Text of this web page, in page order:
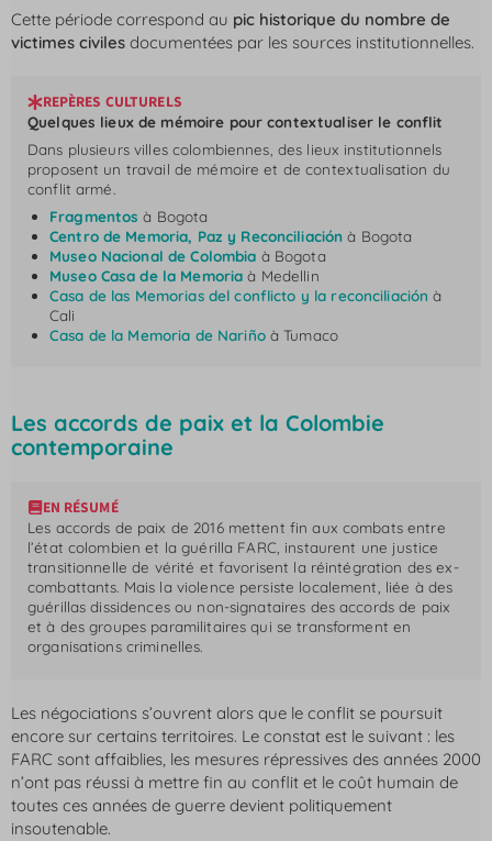
Cette période correspond au pic historique du nombre de
victimes civiles documentées par les sources institutionnelles.
REPÈRES CULTURELS
Quelques lieux de mémoire pour contextualiser le conflit
Dans plusieurs villes colombiennes, des lieux institutionnels
proposent un travail de mémoire et de contextualisation du
conflit armé.
Fragmentos à Bogota
Centro de Memoria, Paz y Reconciliación à Bogota
Museo Nacional de Colombia à Bogota
Museo Casa de la Memoria à Medellin
Casa de las Memorias del conflicto y la reconciliación à
Cali
Casa de la Memoria de Nariñoà Tumaco
Les accords de paix et la Colombie
contemporaine
EN RÉSUMÉ
Les accords de paix de 2016 mettent fin aux combats entre
l’état colombien et la guérilla FARC, instaurent une justice
transitionnelle de vérité et favorisent la réintégration des ex-
combattants. Mais la violence persiste localement, liée à des
guérillas dissidences ou non-signataires des accords de paix
et à des groupes paramilitaires qui se transforment en
organisations criminelles.
Les négociations s’ouvrent alors que le conflit se poursuit
encore sur certains territoires. Le constat est le suivant : les
FARC sont affaiblies, les mesures répressives des années 2000
n’ont pas réussi à mettre fin au conflit et le coût humain de
toutes ces années de guerre devient politiquement
insoutenable.